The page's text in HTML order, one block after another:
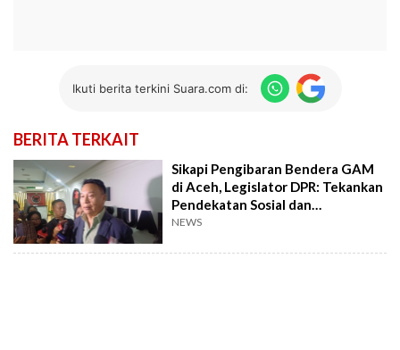
Ikuti berita terkini Suara.com di:
BERITA TERKAIT
Sikapi Pengibaran Bendera GAM
di Aceh, Legislator DPR: Tekankan
Pendekatan Sosial dan
Kemanusiaan
NEWS